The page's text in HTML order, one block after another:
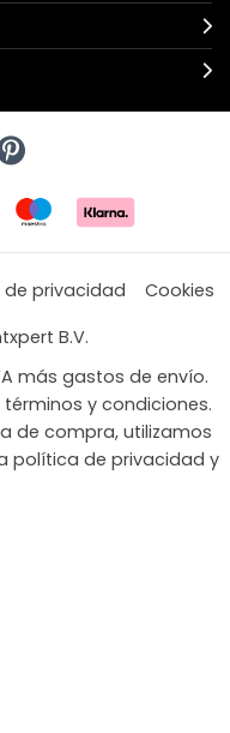
de privacidad
Cookies
B.V.
más gastos de envío.
y condiciones.
de compra, utilizamos
política de privacidad y